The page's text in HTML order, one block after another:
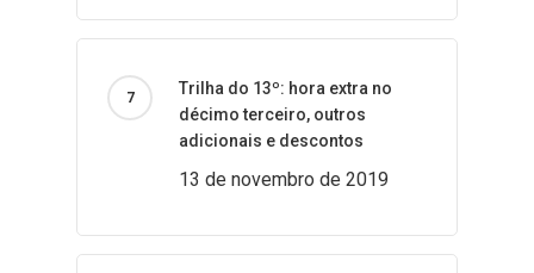
Trilha do 13º: hora extra no
décimo terceiro, outros
adicionais e descontos
13 de novembro de 2019